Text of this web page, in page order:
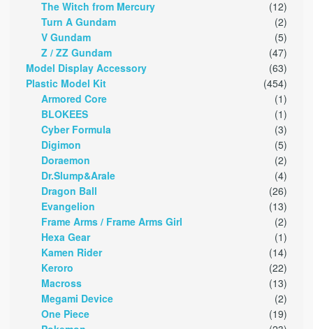
The Witch from Mercury
(12)
Turn A Gundam
(2)
V Gundam
(5)
Z / ZZ Gundam
(47)
Model Display Accessory
(63)
Plastic Model Kit
(454)
Armored Core
(1)
BLOKEES
(1)
Cyber Formula
(3)
Digimon
(5)
Doraemon
(2)
Dr.Slump&Arale
(4)
Dragon Ball
(26)
Evangelion
(13)
Frame Arms / Frame Arms Girl
(2)
Hexa Gear
(1)
Kamen Rider
(14)
Keroro
(22)
Macross
(13)
Megami Device
(2)
One Piece
(19)